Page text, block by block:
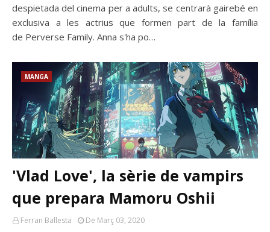
despietada del cinema per a adults, se centrarà gairebé en
exclusiva a les actrius que formen part de la família
de Perverse Family. Anna s'ha po…
MANGA
'Vlad Love', la sèrie de vampirs
que prepara Mamoru Oshii
Ferran Ballesta De Març 03, 2020